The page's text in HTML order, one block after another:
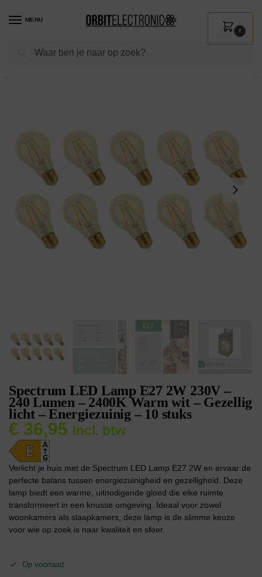
MENU
Zoeken
0
Shop / Verlichting / Lichtbronnen
Spectrum LED Lamp E27 2W 230V –
240 Lumen – 2400K Warm wit – Gezellig
licht – Energiezuinig – 10 stuks
€ 36,95 Incl. btw
Verlicht je huis met de Spectrum LED Lamp E27 2W en ervaar de
perfecte balans tussen energiezuinigheid en gezelligheid. Deze
lamp biedt een warme, uitnodigende gloed die elke ruimte
transformeert in een knusse omgeving. Ideaal voor zowel
woonkamers als slaapkamers, deze lamp is de slimme keuze
voor wie op zoek is naar kwaliteit en sfeer.
Op voorraad